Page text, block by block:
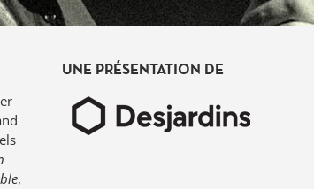
,
UNE PRÉSENTATION DE